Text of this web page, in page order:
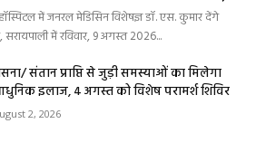
में जनरल मेडिसिन विशेषज्ञ डॉ. एस. कुमार देंगे
में रविवार, 9 अगस्त 2026...
संतान प्राप्ति से जुड़ी समस्याओं का मिलेगा
इलाज, 4 अगस्त को विशेष परामर्श शिविर
2, 2026